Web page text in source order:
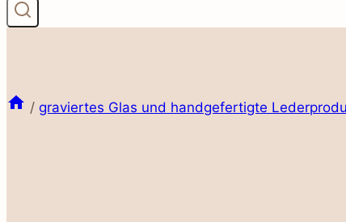
/ graviertes Glas und handgefertigte